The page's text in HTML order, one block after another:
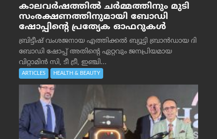
കാലവർഷത്തിൽ ചർമ്മത്തിനും മുടി
സംരക്ഷണത്തിനുമായി ബോഡി
ഷോപ്പിന്റെ പ്രത്യേക ഓഫറുകൾ
ബ്രിട്ടീഷ് വംശജനായ എത്തിക്കൽ ബ്യൂട്ടി ബ്രാൻഡായ ദി
ബോഡി ഷോപ്പ് അതിന്റെ ഏറ്റവും ജനപ്രിയമായ
വിറ്റാമിൻ സി, ടീ ട്രീ, ഇഞ്ചി...
ARTICLES HEALTH & BEAUTY